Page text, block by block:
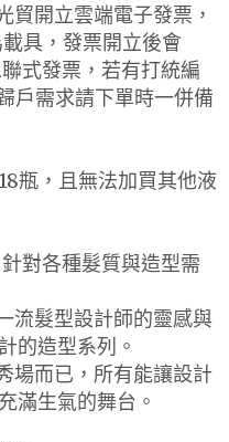
開立雲端電子發票，
具，發票開立後會
式發票，若有打統編
戶需求請下單時一併備
瓶，且無法加買其他液
對各種髮質與造型需
流髮型設計師的靈感與
的造型系列。
場而已，所有能讓設計
滿生氣的舞台。